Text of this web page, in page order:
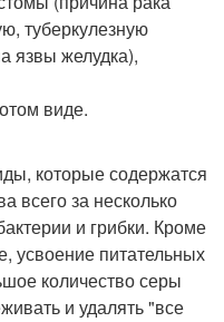
туберкулезную
язвы желудка),
виде.
которые содержатся
всего за несколько
и грибки. Кроме
усвоение питательных
количество серы
и удалять "все